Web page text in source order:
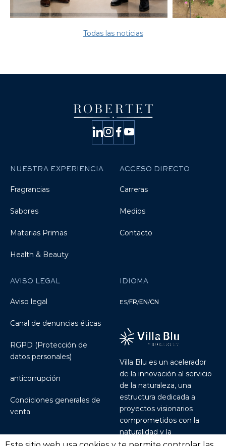
Todas las noticias
NUESTRA EXPERIENCIA
Fragrancias
Sabores
Materias Primas
Health & Beauty
ACCESO DIRECTO
Carreras
Medios
Contacto
AVISO LEGAL
Aviso legal
Canal de denuncias éticas
RGPD (Protección de
datos personales)
anticorrupción
Condiciones generales de
venta
IDIOMA
/FR/EN
ES /CN
Villa Blu es un acelerador
de la innovación al servicio
de la naturaleza, una
estructura dedicada a
proyectos visionarios
comprometidos con la
naturalidad y la
sostenibilidad.Discover